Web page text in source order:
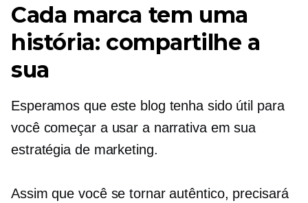
Cada marca tem uma
história: compartilhe a
sua
Esperamos que este blog tenha sido útil para
você começar a usar a narrativa em sua
estratégia de marketing.
Assim que você se tornar autêntico, precisará